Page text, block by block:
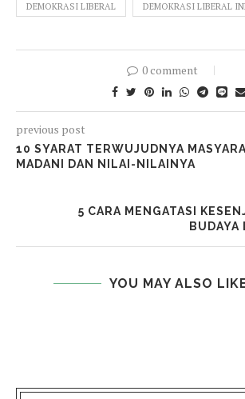
DEMOKRASI LIBERAL DEMOKRASI LIBERAL
0 comment
previous post
10 SYARAT TERWUJUDNYA
MADANI DAN NILAI-NILAINYA
5 CARA MENGATASI
BUDAYA
YOU MAY ALSO